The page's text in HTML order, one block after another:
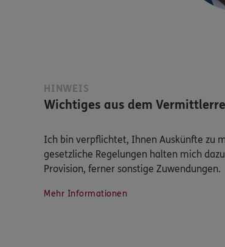
HINWEIS
Wichtiges aus dem
Ich bin verpflichtet, Ihnen Auskünfte zu
gesetzliche Regelungen halten mich
Provision, ferner sonstige Zuwendungen.
Mehr Informationen